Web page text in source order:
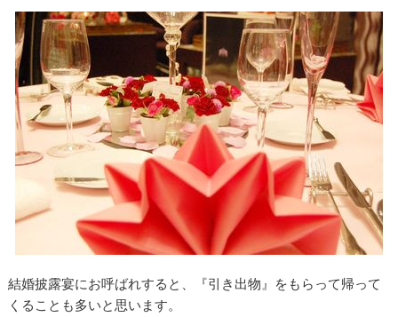
結婚披露宴にお呼ばれすると、『引き出物』をもらって帰って
くることも多いと思います。